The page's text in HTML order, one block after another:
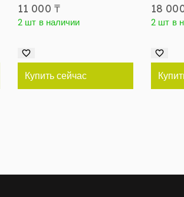
11 000 ₸
2 шт в наличии
Купить сейчас
18
2 шт в